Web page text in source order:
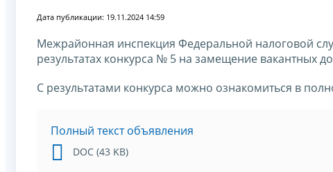
Дата публикации: 19.11.2024 14:59
Межрайонная инспекция Федеральной налоговой
результатах конкурса № 5 на замещение вакантных
С результатами конкурса можно ознакомиться в
Полный текст объявления
DOC (43 KB)